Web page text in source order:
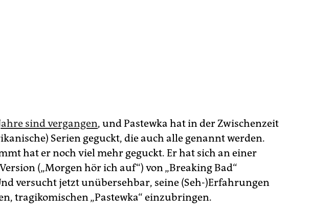
sind vergangen, und Pastewka hat in der Zwischenzeit
Serien geguckt, die auch alle genannt werden.
hat er noch viel mehr geguckt. Er hat sich an einer
(„Morgen hör ich auf“) von „Breaking Bad“
versucht jetzt unübersehbar, seine (Seh-)Erfahrungen
tragikomischen „Pastewka“ einzubringen.